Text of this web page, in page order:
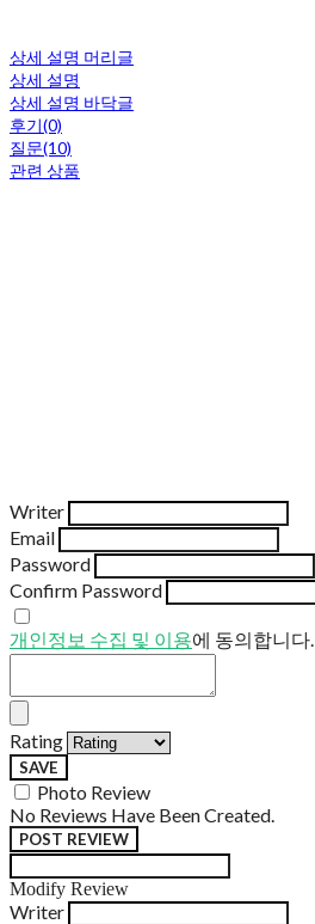
상세 설명 머리글
상세 설명
상세 설명 바닥글
후기(0)
질문(10)
관련 상품
Writer
Email
Password
Confirm Password
개인정보 수집 및 이용에 동의합니다.
Rating
SAVE
Photo Review
No Reviews Have Been Created.
POST REVIEW
Modify Review
Writer